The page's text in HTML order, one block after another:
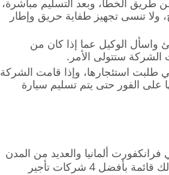
الخطأ، وبعد التسليم مباشرة،
ولا تنسى تجهيز طفاية حريق وإطار
واسأل الوكيل عما إذا كان من
الشركة ستتولى الأمر.
طلبت استئجارها، وإذا قامت الشركة
على الفور حتى يتم تسليم سيارة
ألمانيا والعديد من المدن
الألمانية الأخرى، بعضها ممتاز وبعضها لا ينصح به لذا أعددنا لك قائمة بأفضل 4 شركات تأجير